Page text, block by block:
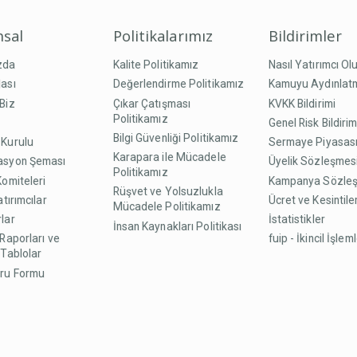
Şeması
ve
Formu
Politikalarımız
Kalite Politikamız
Değerlendirme Politikamız
Çıkar Çatışması
Politikamız
Bilgi Güvenliği Politikamız
Karapara ile Mücadele
Politikamız
Rüşvet ve Yolsuzlukla
Mücadele Politikamız
İnsan Kaynakları Politikası
Bildirimler
Nasıl Yatırımcı
Kamuyu
KVKK Bildirimi
Genel Risk
Sermaye
Üyelik
Kampanya
Ücret ve
İstatistikler
fuip - İkincil